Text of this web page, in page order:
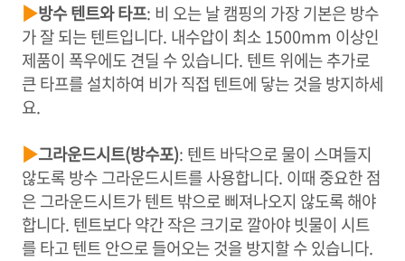
▶방수 텐트와 타프: 비 오는 날 캠핑의 가장 기본은 방수
가 잘 되는 텐트입니다. 내수압이 최소 1500mm 이상인
제품이 폭우에도 견딜 수 있습니다. 텐트 위에는 추가로
큰 타프를 설치하여 비가 직접 텐트에 닿는 것을 방지하세
요.
▶그라운드시트(방수포): 텐트 바닥으로 물이 스며들지
않도록 방수 그라운드시트를 사용합니다. 이때 중요한 점
은 그라운드시트가 텐트 밖으로 삐져나오지 않도록 해야
합니다. 텐트보다 약간 작은 크기로 깔아야 빗물이 시트
를 타고 텐트 안으로 들어오는 것을 방지할 수 있습니다.